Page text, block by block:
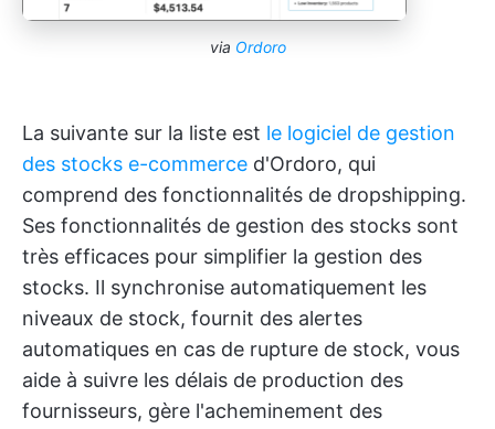
via Ordoro
La suivante sur la liste est le logiciel de gestion
des stocks e-commerce d'Ordoro, qui
comprend des fonctionnalités de dropshipping.
Ses fonctionnalités de gestion des stocks sont
très efficaces pour simplifier la gestion des
stocks. Il synchronise automatiquement les
niveaux de stock, fournit des alertes
automatiques en cas de rupture de stock, vous
aide à suivre les délais de production des
fournisseurs, gère l'acheminement des